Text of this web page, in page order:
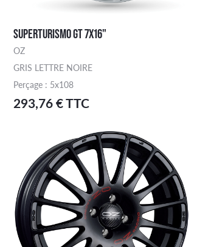
SUPERTURISMO GT 7X16"
OZ
GRIS LETTRE NOIRE
Perçage : 5x108
293,76 € TTC